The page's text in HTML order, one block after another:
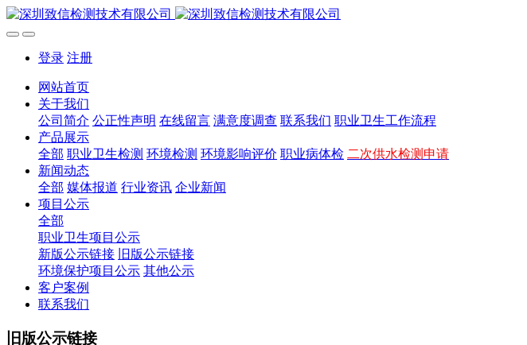
登录 注册
网站首页
关于我们
公司简介 公正性声明 在线留言 满意度调查 联系我们 职业卫生工作流程
产品展示
全部 职业卫生检测 环境检测 环境影响评价 职业病体检 二次供水检测申请
新闻动态
全部 媒体报道 行业资讯 企业新闻
项目公示
全部
职业卫生项目公示
新版公示链接
旧版公示链接
环境保护项目公示 其他公示
客户案例
联系我们
旧版公示链接